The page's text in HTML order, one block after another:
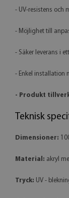
- UV-resistens och
- Möjlighet till
- Säker leverans i
- Enkel installation
- Produkt
Teknisk
Dimensioner:
Material: akryl
Tryck: UV -